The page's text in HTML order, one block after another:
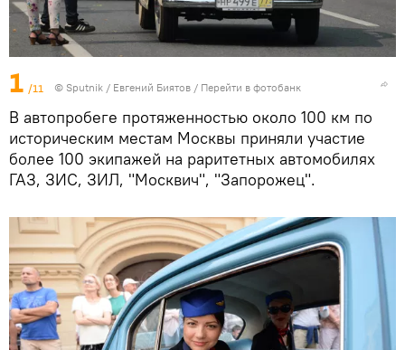
1 /11 © Sputnik / Евгений Биятов / Перейти в фотобанк
В автопробеге протяженностью около 100 км по
историческим местам Москвы приняли участие
более 100 экипажей на раритетных автомобилях
ГАЗ, ЗИС, ЗИЛ, "Москвич", "Запорожец".